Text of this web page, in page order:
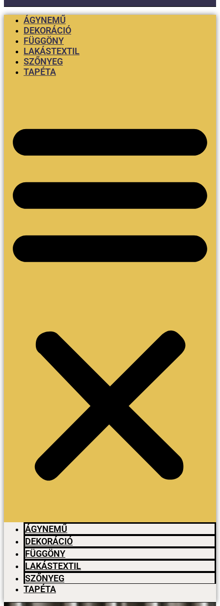
ÁGYNEMŰ
DEKORÁCIÓ
FÜGGÖNY
LAKÁSTEXTIL
SZŐNYEG
TAPÉTA
ÁGYNEMŰ
DEKORÁCIÓ
FÜGGÖNY
LAKÁSTEXTIL
SZŐNYEG
TAPÉTA